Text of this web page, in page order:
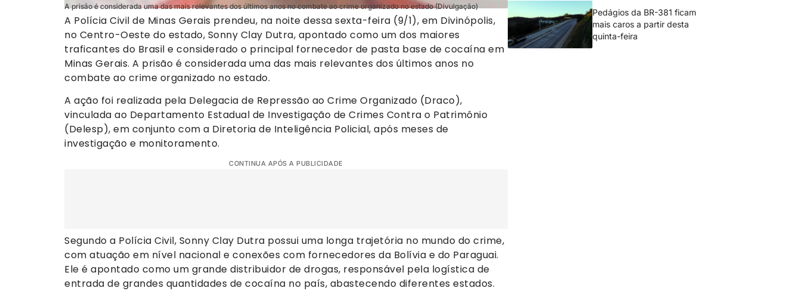
A prisão é considerada uma das mais relevantes dos últimos anos no combate ao crime organizado no estado (Divulgação)
A Polícia Civil de Minas Gerais prendeu, na noite dessa sexta-feira (9/1), em Divinópolis,
no Centro-Oeste do estado, Sonny Clay Dutra, apontado como um dos maiores
traficantes do Brasil e considerado o principal fornecedor de pasta base de cocaína em
Minas Gerais. A prisão é considerada uma das mais relevantes dos últimos anos no
combate ao crime organizado no estado.
A ação foi realizada pela Delegacia de Repressão ao Crime Organizado (Draco),
vinculada ao Departamento Estadual de Investigação de Crimes Contra o Patrimônio
(Delesp), em conjunto com a Diretoria de Inteligência Policial, após meses de
investigação e monitoramento.
CONTINUA APÓS A PUBLICIDADE
Segundo a Polícia Civil, Sonny Clay Dutra possui uma longa trajetória no mundo do crime,
com atuação em nível nacional e conexões com fornecedores da Bolívia e do Paraguai.
Ele é apontado como um grande distribuidor de drogas, responsável pela logística de
entrada de grandes quantidades de cocaína no país, abastecendo diferentes estados.
Pedágios da BR-381 ficam
mais caros a partir desta
quinta-feira